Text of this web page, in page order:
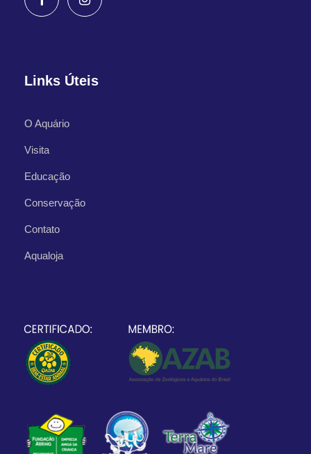
Links Úteis
O Aquário
Visita
Educação
Conservação
Contato
Aqualoja